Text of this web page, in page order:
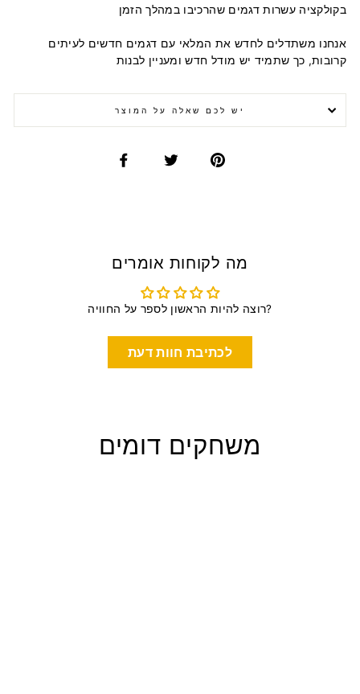
בקולקציה עשרות דגמים שהרכיבו במהלך הזמן
אנחנו משתדלים לחדש את המלאי עם דגמים חדשים לעיתים
קרובות, כך שתמיד יש מודל חדש ומעניין לבנות
יש לכם שאלה על המוצר
מה לקוחות אומרים
רוצה להיות הראשון לספר על החוויה?
לכתיבת חוות דעת
משחקים דומים